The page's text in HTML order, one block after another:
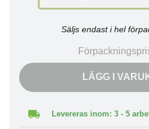
Säljs endast i hel
LÄGG I
Levereras inom: 3 - 5